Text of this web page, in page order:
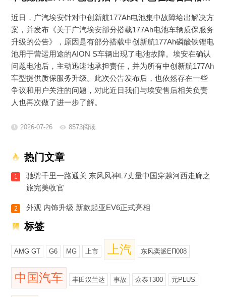
近日，广汽埃安针对中创新航177Ah电池集中故障给出解决方
案，并发布《关于广汽埃安部分搭载177Ah电池车辆质保服务
升级的公告》，原因是有部分搭载中创新航177Ah磷酸铁锂电
池用于营运用途的AION S车辆出现了电池故障。埃安在确认
问题电池后，主动迅速地承担责任，并为所有中创新航177Ah
车型提供质保服务升级。此次公告发布后，也依然存在一些
争议和用户关注的问题，对此近日我们与埃安售后相关负责
人也再次做了进一步了解。
2026-07-26 8573阅读
热门文章
1
驰骋千里一路通关 东风风神L7丈量中国穿越河西走廊之
旅完美收官
2 外观 内饰升级 新款起亚EV6正式亮相
标签
AMG GT G6 MG 上市 上汽 东风奕派EΠ008
中国汽车 丰田汉兰达 事故 众泰T300 元PLUS